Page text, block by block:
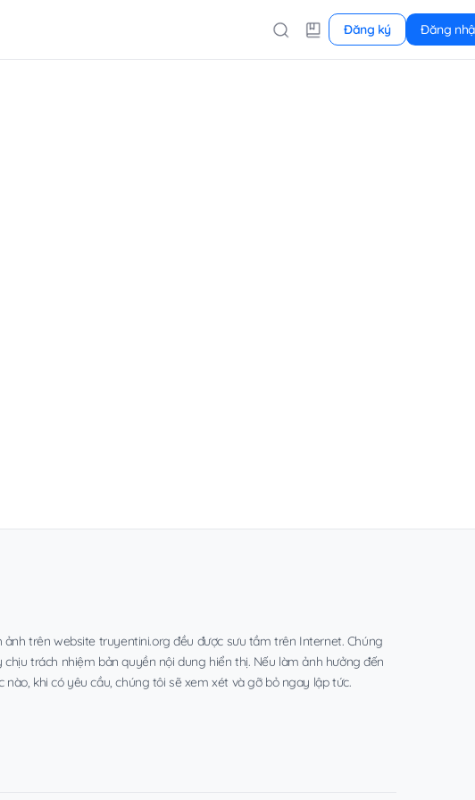
Đăng ký Đăng
ảnh trên website truyentini.org đều được sưu tầm trên Internet. Chúng
trách nhiệm bản quyền nội dung hiển thị. Nếu làm ảnh hưởng đến
nào, khi có yêu cầu, chúng tôi sẽ xem xét và gỡ bỏ ngay lập tức.